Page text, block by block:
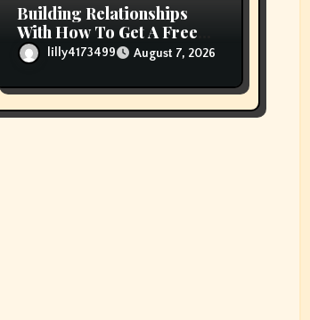
Building Relationships
With How To Get A Free
Vape Online
lilly4173499 August 7, 2026